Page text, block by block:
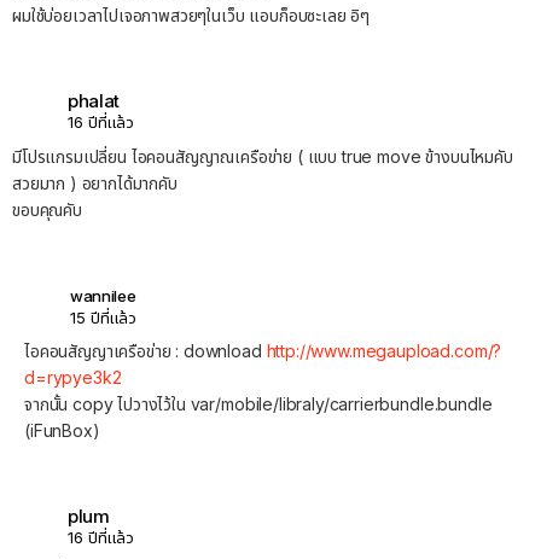
ผมใช้บ่อยเวลาไปเจอภาพสวยๆในเว็บ แอบก็อบซะเลย อิๆ
phalat
16 ปีที่แล้ว
มีโปรแกรมเปลี่ยน ไอคอนสัญญาณเครือข่าย ( แบบ true move ข้างบนไหมคับ
สวยมาก ) อยากได้มากคับ
ขอบคุณคับ
wannilee
15 ปีที่แล้ว
ไอคอนสัญญาเครือข่าย : download http://www.megaupload.com/?
d=rypye3k2
จากนั้น copy ไปวางไว้ใน var/mobile/libraly/carrierbundle.bundle
(iFunBox)
plum
16 ปีที่แล้ว